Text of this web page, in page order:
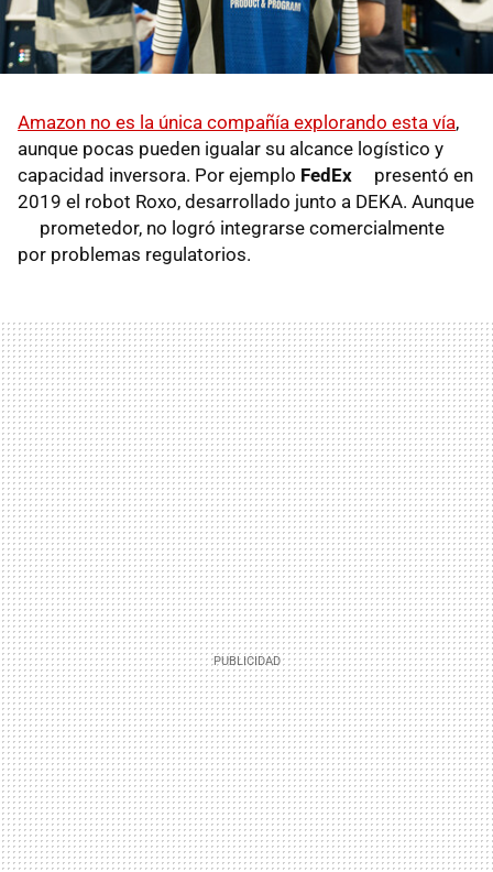
Amazon no es la única compañía explorando esta vía,
aunque pocas pueden igualar su alcance logístico y
capacidad inversora. Por ejemplo FedEx presentó en
2019 el robot Roxo, desarrollado junto a DEKA. Aunque
prometedor, no logró integrarse comercialmente
por problemas regulatorios.